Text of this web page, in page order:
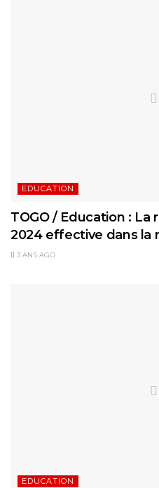
EDUCATION
TOGO / Education : La
2024 effective dans la
3 ANS AGO
EDUCATION